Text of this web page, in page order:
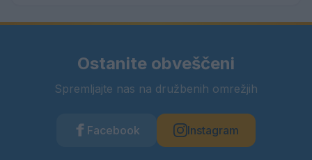
Ostanite obveščeni
Spremljajte nas na družbenih omrežjih
Facebook Instagram